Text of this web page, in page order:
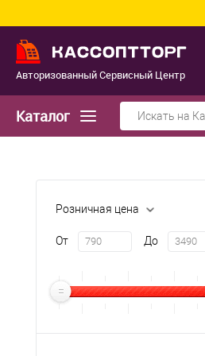
Авторизованный Сервисный Центр
Каталог
Розничная цена
От До